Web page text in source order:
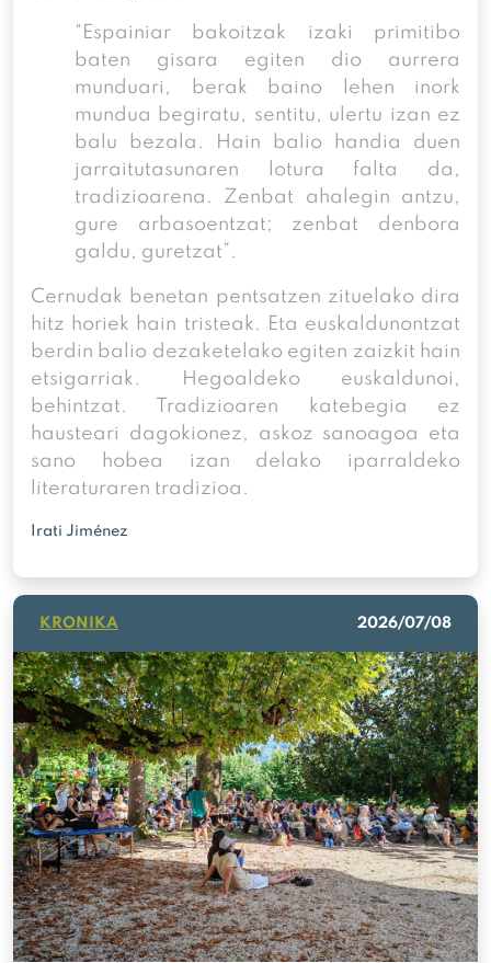
“Espainiar bakoitzak izaki primitibo
baten gisara egiten dio aurrera
munduari, berak baino lehen inork
mundua begiratu, sentitu, ulertu izan ez
balu bezala. Hain balio handia duen
jarraitutasunaren lotura falta da,
tradizioarena. Zenbat ahalegin antzu,
gure arbasoentzat; zenbat denbora
galdu, guretzat”.
Cernudak benetan pentsatzen zituelako dira
hitz horiek hain tristeak. Eta euskaldunontzat
berdin balio dezaketelako egiten zaizkit hain
etsigarriak. Hegoaldeko euskaldunoi,
behintzat. Tradizioaren katebegia ez
hausteari dagokionez, askoz sanoagoa eta
sano hobea izan delako iparraldeko
literaturaren tradizioa.
Irati Jiménez
KRONIKA 2026/07/08